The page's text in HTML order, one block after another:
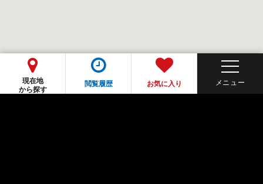
現在地
から探す
閲覧履歴 お気に入り